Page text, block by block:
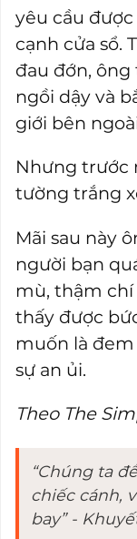
yêu cầu
cạnh cửa sổ.
đau đớn,
ngồi dậy và
giới bên
Nhưng trước
tường trắng
Mãi sau này
người bạn
mù, thậm
thấy được
muốn là
sự an ủi.
Theo The
“Chúng ta
chiếc cánh,
bay” -